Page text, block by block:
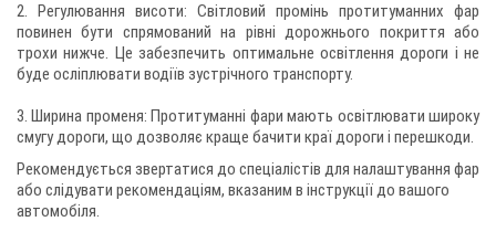
2. Регулювання висоти: Світловий промінь протитуманних фар
повинен бути спрямований на рівні дорожнього покриття або
трохи нижче. Це забезпечить оптимальне освітлення дороги і не
буде осліплювати водіїв зустрічного транспорту.
3. Ширина променя: Протитуманні фари мають освітлювати широку
смугу дороги, що дозволяє краще бачити краї дороги і перешкоди.
Рекомендується звертатися до спеціалістів для налаштування фар
або слідувати рекомендаціям, вказаним в інструкції до вашого
автомобіля.